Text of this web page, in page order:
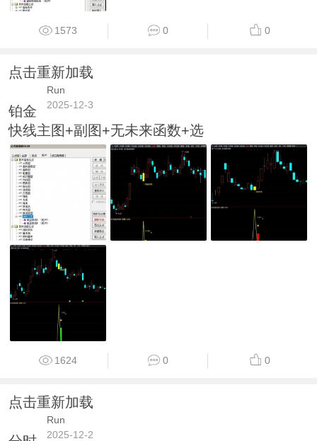
1573 0 0
点击重新加载
Run
2025-12-3
铂金
快线主图+副图+无未来函数+选
1624 0 0
点击重新加载
Run
2025-12-2